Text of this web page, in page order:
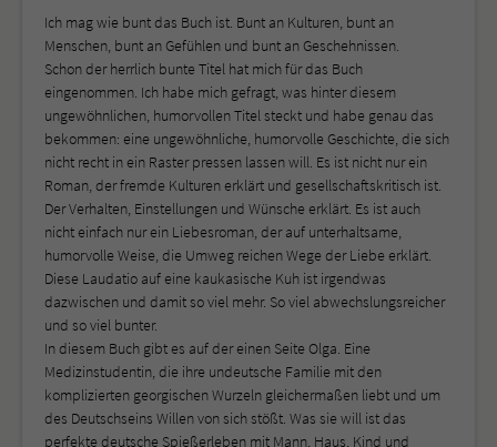
Ich mag wie bunt das Buch ist. Bunt an Kulturen, bunt an
Menschen, bunt an Gefühlen und bunt an Geschehnissen.
Schon der herrlich bunte Titel hat mich für das Buch
eingenommen. Ich habe mich gefragt, was hinter diesem
ungewöhnlichen, humorvollen Titel steckt und habe genau das
bekommen: eine ungewöhnliche, humorvolle Geschichte, die sich
nicht recht in ein Raster pressen lassen will. Es ist nicht nur ein
Roman, der fremde Kulturen erklärt und gesellschaftskritisch ist.
Der Verhalten, Einstellungen und Wünsche erklärt. Es ist auch
nicht einfach nur ein Liebesroman, der auf unterhaltsame,
humorvolle Weise, die Umweg reichen Wege der Liebe erklärt.
Diese Laudatio auf eine kaukasische Kuh ist irgendwas
dazwischen und damit so viel mehr. So viel abwechslungsreicher
und so viel bunter.
In diesem Buch gibt es auf der einen Seite Olga. Eine
Medizinstudentin, die ihre undeutsche Familie mit den
komplizierten georgischen Wurzeln gleichermaßen liebt und um
des Deutschseins Willen von sich stößt. Was sie will ist das
perfekte deutsche Spießerleben mit Mann, Haus, Kind und